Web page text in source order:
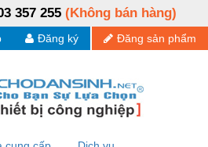
357 255 (Không bán hàng)
Đăng sản phẩm
Đăng ký